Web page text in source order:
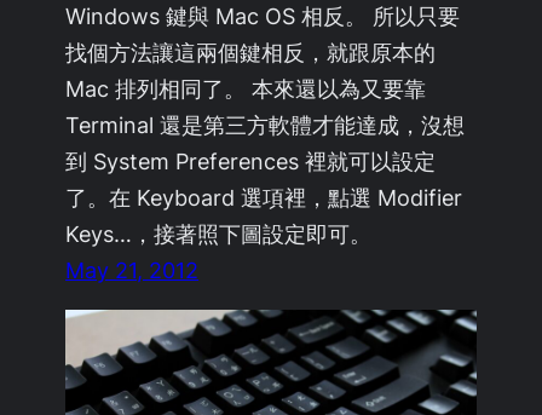
Windows 鍵與 Mac OS 相反。 所以只要
找個方法讓這兩個鍵相反，就跟原本的
Mac 排列相同了。 本來還以為又要靠
Terminal 還是第三方軟體才能達成，沒想
到 System Preferences 裡就可以設定
了。在 Keyboard 選項裡，點選 Modifier
Keys…，接著照下圖設定即可。
May 21, 2012